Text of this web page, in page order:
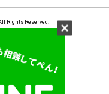
Rights Reserved.